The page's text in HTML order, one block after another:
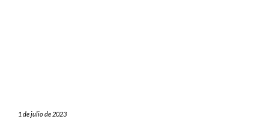
1 de julio de 2023